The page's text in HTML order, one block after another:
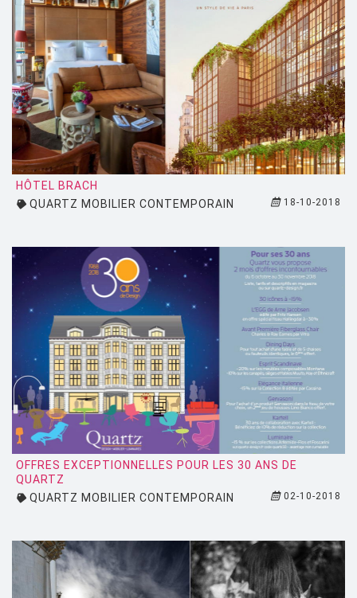
HÔTEL BRACH
QUARTZ MOBILIER CONTEMPORAIN
18-10-2018
OFFRES EXCEPTIONNELLES POUR LES 30 ANS DE
QUARTZ
QUARTZ MOBILIER CONTEMPORAIN
02-10-2018